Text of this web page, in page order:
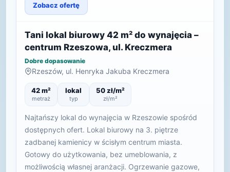
Zobacz ofertę
Tani lokal biurowy 42 m² do wynajęcia –
centrum Rzeszowa, ul. Kreczmera
Dobre dopasowanie
Rzeszów, ul. Henryka Jakuba Kreczmera
42 m²
metraż
lokal
typ
50 zł/m²
zł/m²
Najtańszy lokal do wynajęcia w Rzeszowie spośród
dostępnych ofert. Lokal biurowy na 3. piętrze
zadbanej kamienicy w ścisłym centrum miasta.
Gotowy do użytkowania, bez umeblowania, z
możliwością własnej aranżacji. Ogrzewanie gazowe,